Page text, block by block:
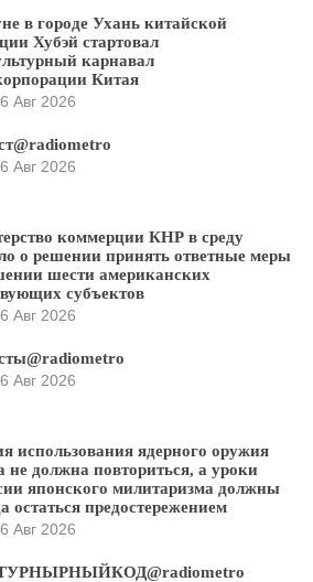
в городе Ухань китайской
Хубэй стартовал
карнавал
Китая
Авг 2026
Авг 2026
коммерции КНР в среду
о решении принять ответные меры
шести американских
субъектов
Авг 2026
Авг 2026
использования ядерного оружия
не должна повториться, а уроки
японского милитаризма должны
остаться предостережением
Авг 2026